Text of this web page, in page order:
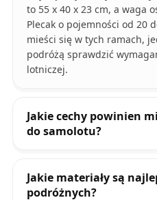
to 55 x 40 x 23 cm, a waga
Plecak o pojemności od 20
mieści się w tych ramach,
podróżą sprawdzić
lotniczej.
Jakie cechy powinien
do samolotu?
Jakie materiały są
podróżnych?